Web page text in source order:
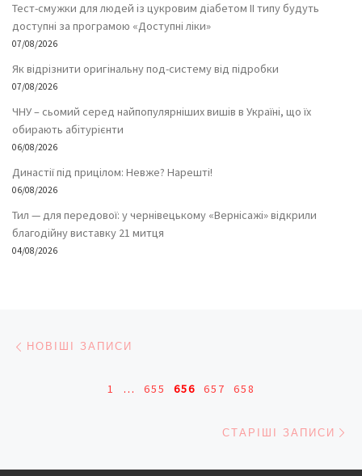
Тест-смужки для людей із цукровим діабетом ІІ типу будуть
доступні за програмою «Доступні ліки»
07/08/2026
Як відрізнити оригінальну под-систему від підробки
07/08/2026
ЧНУ – сьомий серед найпопулярніших вишів в Україні, що їх
обирають абітурієнти
06/08/2026
Династії під прицілом: Невже? Нарешті!
06/08/2026
Тил — для передової: у чернівецькому «Вернісажі» відкрили
благодійну виставку 21 митця
04/08/2026
Навігація записів
НОВІШІ ЗАПИСИ
1 … 655 656 657 658
СТАРІШІ ЗАПИСИ